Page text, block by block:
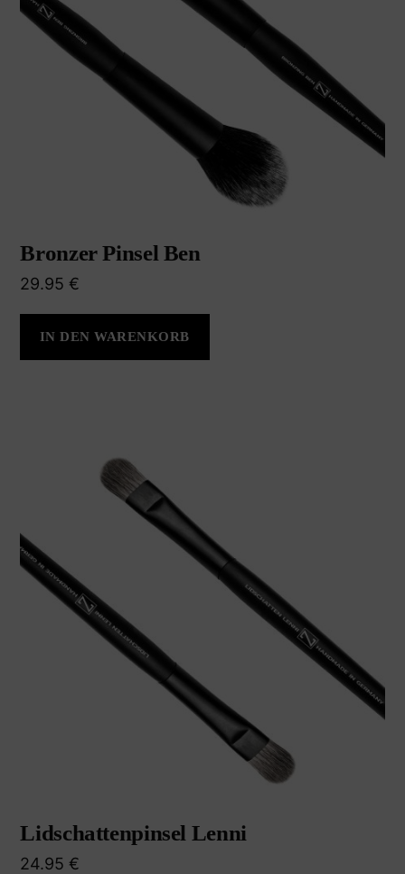
Bronzer Pinsel Ben
29.95€
IN DEN WARENKORB
Lidschattenpinsel Lenni
24.95€